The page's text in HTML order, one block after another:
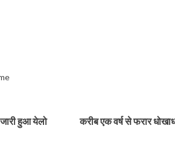
हुआ येलो
करीब एक वर्ष से फरार